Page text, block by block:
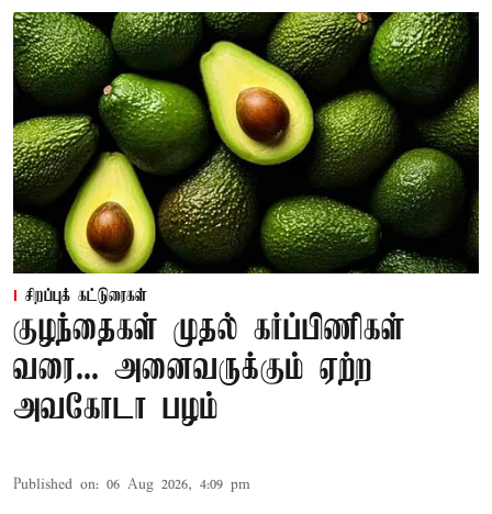
சிறப்புக் கட்டுரைகள்
குழந்தைகள் முதல் கர்ப்பிணிகள்
வரை... அனைவருக்கும் ஏற்ற
அவகோடா பழம்
Published on: 06 Aug 2026, 4:09 pm